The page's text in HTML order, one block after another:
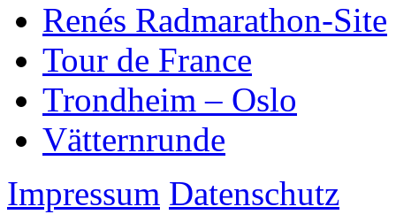
Renés Radmarathon-Site
Tour de France
Trondheim – Oslo
Vätternrunde
Impressum Datenschutz